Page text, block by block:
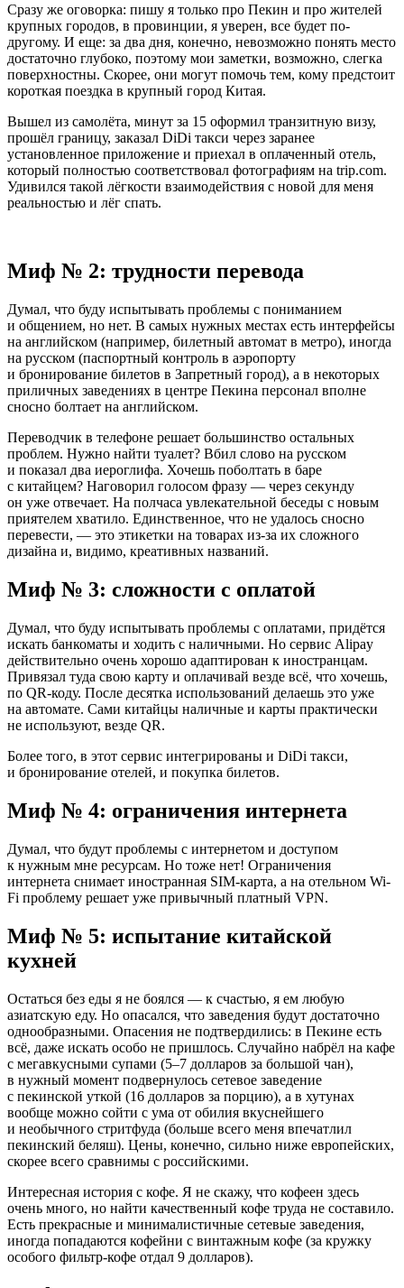
Сразу же оговорка: пишу я только про Пекин и про жителей
крупных городов, в провинции, я уверен, все будет по-
другому. И еще: за два дня, конечно, невозможно понять место
достаточно глубоко, поэтому мои заметки, возможно, слегка
поверхностны. Скорее, они могут помочь тем, кому предстоит
короткая поездка в крупный город Китая.
Вышел из самолёта, минут за 15 оформил транзитную визу,
прошёл границу, заказал DiDi такси через заранее
установленное приложение и приехал в оплаченный отель,
который полностью соответствовал фотографиям на trip.com.
Удивился такой лёгкости взаимодействия с новой для меня
реальностью и лёг спать.
Миф № 2: трудности перевода
Думал, что буду испытывать проблемы с пониманием
и общением, но нет. В самых нужных местах есть интерфейсы
на английском (например, билетный автомат в метро), иногда
на русском (паспортный контроль в аэропорту
и бронирование билетов в Запретный город), а в некоторых
приличных заведениях в центре Пекина персонал вполне
сносно болтает на английском.
Переводчик в телефоне решает большинство остальных
проблем. Нужно найти туалет? Вбил слово на русском
и показал два иероглифа. Хочешь поболтать в баре
с китайцем? Наговорил голосом фразу — через секунду
он уже отвечает. На полчаса увлекательной беседы с новым
приятелем хватило. Единственное, что не удалось сносно
перевести, — это этикетки на товарах из-за их сложного
дизайна и, видимо, креативных названий.
Миф № 3: сложности с оплатой
Думал, что буду испытывать проблемы с оплатами, придётся
искать банкоматы и ходить с наличными. Но сервис Alipay
действительно очень хорошо адаптирован к иностранцам.
Привязал туда свою карту и оплачивай везде всё, что хочешь,
по QR-коду. После десятка использований делаешь это уже
на автомате. Сами китайцы наличные и карты практически
не используют, везде QR.
Более того, в этот сервис интегрированы и DiDi такси,
и бронирование отелей, и покупка билетов.
Миф № 4: ограничения интернета
Думал, что будут проблемы с интернетом и доступом
к нужным мне ресурсам. Но тоже нет! Ограничения
интернета снимает иностранная SIM-карта, а на отельном Wi-
Fi проблему решает уже привычный платный VPN.
Миф № 5: испытание китайской
кухней
Остаться без еды я не боялся — к счастью, я ем любую
азиатскую еду. Но опасался, что заведения будут достаточно
однообразными. Опасения не подтвердились: в Пекине есть
всё, даже искать особо не пришлось. Случайно набрёл на кафе
с мегавкусными супами (5–7 долларов за большой чан),
в нужный момент подвернулось сетевое заведение
с пекинской уткой (16 долларов за порцию), а в хутунах
вообще можно сойти с ума от обилия вкуснейшего
и необычного стритфуда (больше всего меня впечатлил
пекинский беляш). Цены, конечно, сильно ниже европейских,
скорее всего сравнимы с российскими.
Интересная история с кофе. Я не скажу, что кофеен здесь
очень много, но найти качественный кофе труда не составило.
Есть прекрасные и минималистичные сетевые заведения,
иногда попадаются кофейни с винтажным кофе (за кружку
особого фильтр-кофе отдал 9 долларов).